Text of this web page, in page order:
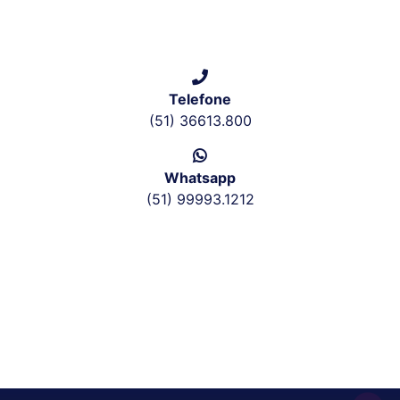
Telefone
(51) 36613.800
Whatsapp
(51) 99993.1212